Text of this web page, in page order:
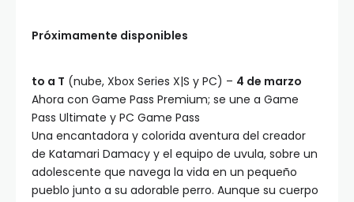
Próximamente disponibles
to a T (nube, Xbox Series X|S y PC) – 4 de marzo
Ahora con Game Pass Premium; se une a Game
Pass Ultimate y PC Game Pass
Una encantadora y colorida aventura del creador
de Katamari Damacy y el equipo de uvula, sobre un
adolescente que navega la vida en un pequeño
pueblo junto a su adorable perro. Aunque su cuerpo